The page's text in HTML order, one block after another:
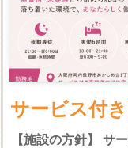
サービス付
【施設の方針】 サ